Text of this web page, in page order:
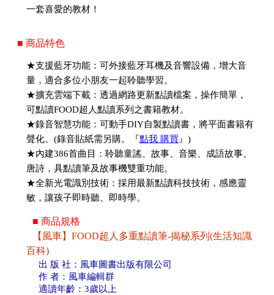
一套喜愛的教材！
■ 商品特色
★支援藍牙功能：可外接藍牙耳機及音響設備，增大音
量，適合多位小朋友一起聆聽學習。
★擴充雲端下載：透過網路更新點讀檔案，操作簡單，
可點讀FOOD超人點讀系列之書籍教材。
★錄音智慧功能：可動手DIY自製點讀書，將平面書籍有
聲化。(錄音貼紙需另購。『點我 購買 』)
★內建386首曲目：聆聽童謠、故事、音樂、成語故事、
唐詩，具點讀筆及故事機雙重功能。
★全新光電識別技術：採用最新點讀科技技術，感應靈
敏，讓孩子即時聽、即時學。
■ 商品規格
【風車】FOOD超人多重點讀筆-揭秘系列(生活知識
百科)
出 版 社：風車圖書出版有限公司
作 者：風車編輯群
適讀年齡：3歲以上